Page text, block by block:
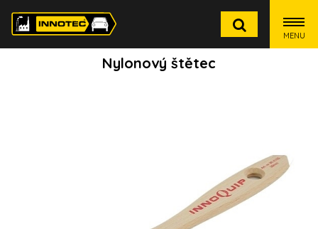
MENU
Nylonový štětec